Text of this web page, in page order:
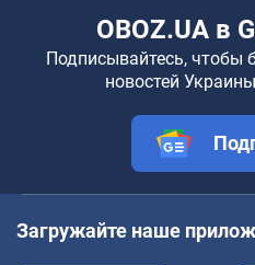
OBOZ.UA в
Подписывайтесь, чтобы
новостей
Загружайте наше